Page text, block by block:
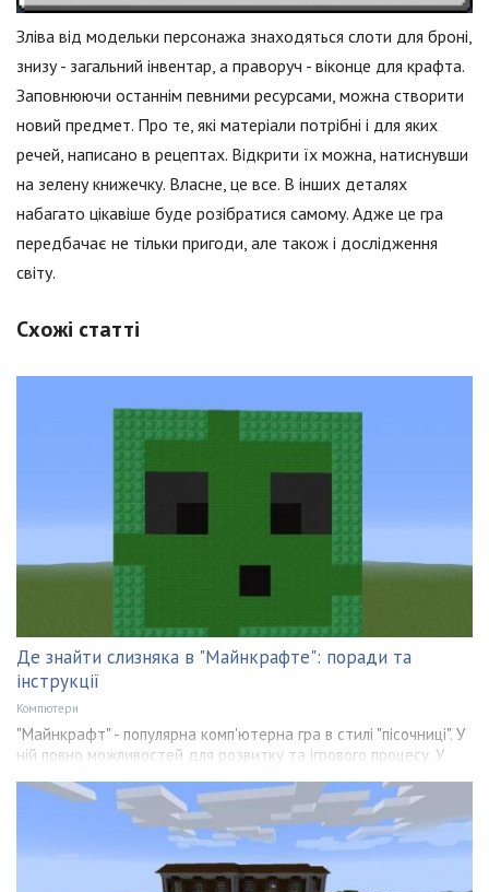
Зліва від модельки персонажа знаходяться слоти для броні,
знизу - загальний інвентар, а праворуч - віконце для крафта.
Заповнюючи останнім певними ресурсами, можна створити
новий предмет. Про те, які матеріали потрібні і для яких
речей, написано в рецептах. Відкрити їх можна, натиснувши
на зелену книжечку. Власне, це все. В інших деталях
набагато цікавіше буде розібратися самому. Адже це гра
передбачає не тільки пригоди, але також і дослідження
світу.
Схожі статті
Де знайти слизняка в "Майнкрафте": поради та
інструкції
Компютери
"Майнкрафт" - популярна комп'ютерна гра в стилі "пісочниці". У
ній повно можливостей для розвитку та ігрового процесу. У